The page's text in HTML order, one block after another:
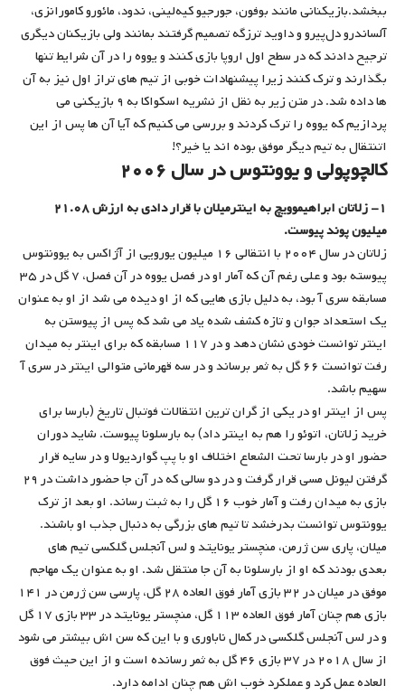
ببخشد.بازیکنانی مانند بوفون، جورجیو کیه‌لینی، ندود، مائورو کامورانزی،
آلساندرو دل‌پیرو و داوید ترزگه تصمیم گرفتند بمانند ولی بازیکنان دیگری
ترجیح دادند که در سطح اول اروپا بازی کنند و یووه را در آن شرایط تنها
بگذارند و ترک کنند زیرا پیشنهادات خوبی از تیم های تراز اول نیز به آن
ها داده شد. در متن زیر به نقل از نشریه اسکواکا به ۹ بازیکنی می
پردازیم که یووه را ترک کردند و بررسی می کنیم که آیا آن ها پس از این
اتنتقال به تیم دیگر موفق بوده اند یا خیر؟!
کالچوپولی و یوونتوس در سال ۲۰۰۶
۱- زلاتان ابراهیموویچ به اینترمیلان با قرار دادی به ارزش ۲۱.۰۸
میلیون پوند پیوست.
زلاتان در سال ۲۰۰۴ با انتقالی ۱۶ میلیون یورویی از آژاکس به یوونتوس
پیوسته بود و علی رغم آن که آمار او در فصل یووه در آن فصل، ۷ گل در ۳۵
مسابقه سری آ بود، به دلیل بازی هایی که از او دیده می شد از او به عنوان
یک استعداد جوان و تازه کشف شده یاد می شد که پس از پیوستن به
اینتر توانست خودی نشان دهد و در ۱۱۷ مسابقه که برای اینتر به میدان
رفت توانست ۶۶ گل به ثمر برساند و در سه قهرمانی متوالی اینتر در سری آ
سهیم باشد.
پس از اینتر او در یکی از گران ترین انتقالات فوتبال تاریخ (بارسا برای
خرید زلاتان، اتوئو را هم به اینتر داد) به بارسلونا پیوست. شاید دوران
حضور او در بارسا تحت الشعاع اختلاف او با پپ گواردیولا و در سایه قرار
گرفتن لیونل مسی قرار گرفت و در دو سالی که در آن جا حضور داشت در ۲۹
بازی به میدان رفت و آمار خوب ۱۶ گل را به ثبت رساند. او بعد از ترک
یوونتوس توانست بدرخشد تا تیم های بزرگی به دنبال جذب او باشند.
میلان، پاری سن‌ ژرمن، منچستر یونایتد و لس آنجلس گلکسی تیم های
بعدی بودند که او از بارسلونا به آن جا منتقل شد. او به عنوان یک مهاجم
موفق در میلان در ۳۲ بازی آمار فوق العاده ۲۸ گل، پارسی سن ژرمن در ۱۴۱
بازی هم چنان آمار فوق العاده ۱۱۳ گل، منچستر یونایتد در ۳۳ بازی ۱۷ گل
و در لس آنجلس گلکسی در کمال ناباوری و با این که سن اش بیشتر می شود
از سال ۲۰۱۸ در ۳۷ بازی ۴۶ گل به ثمر رسانده است و از این حیث فوق
العاده عمل کرد و عملکرد خوب اش هم چنان ادامه دارد.